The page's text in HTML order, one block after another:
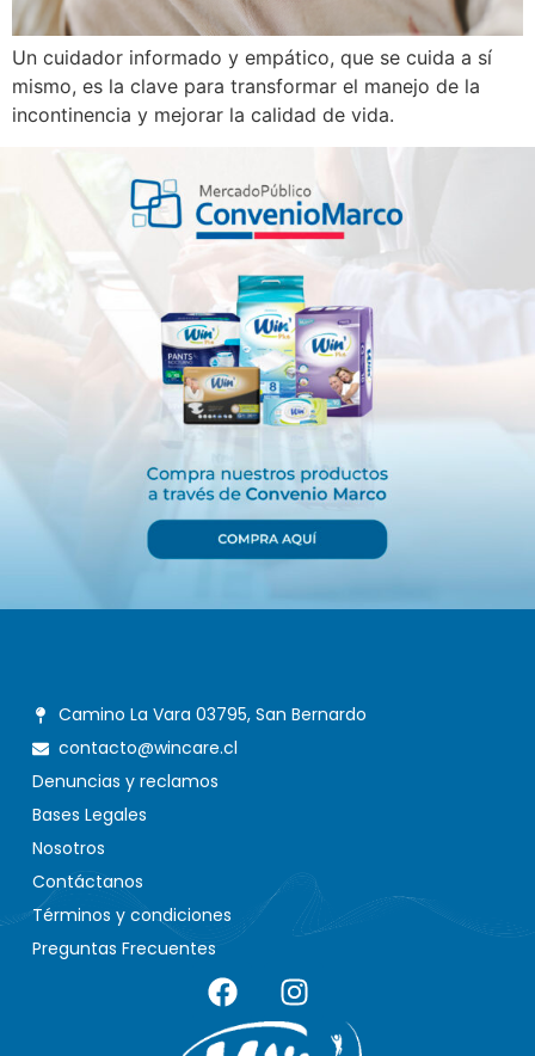
Un cuidador informado y empático, que se cuida a sí
mismo, es la clave para transformar el manejo de la
incontinencia y mejorar la calidad de vida.
Camino La Vara 03795, San Bernardo
contacto@wincare.cl
Denuncias y reclamos
Bases Legales
Nosotros
Contáctanos
Términos y condiciones
Preguntas Frecuentes